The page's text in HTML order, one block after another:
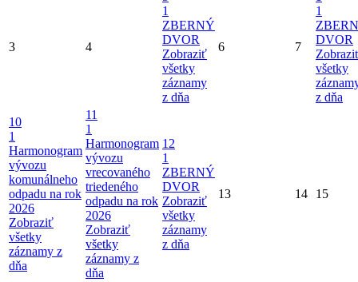
3 4
1
ZBERNÝ
DVOR
Zobraziť
všetky
záznamy
z dňa
6 7
1
DVOR
všetky
z dňa
10
1
Harmonogram
vývozu
komunálneho
odpadu na rok
2026
Zobraziť
všetky
záznamy z
dňa
11
1
Harmonogram
vývozu
vrecovaného
triedeného
odpadu na rok
2026
Zobraziť
všetky
záznamy z
dňa
12
1
ZBERNÝ
DVOR
Zobraziť
všetky
záznamy
z dňa
13 14 15